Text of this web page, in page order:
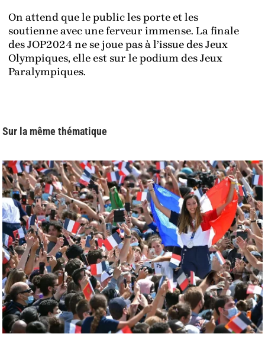
On attend que le public les porte et les
soutienne avec une ferveur immense. La finale
des JOP2024 ne se joue pas à l’issue des Jeux
Olympiques, elle est sur le podium des Jeux
Paralympiques.
Sur la même thématique